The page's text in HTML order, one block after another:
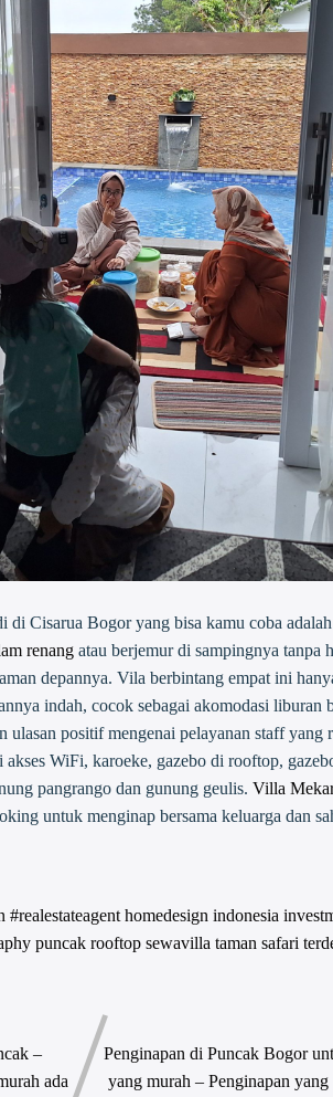
di Cisarua Bogor yang bisa kamu coba
renangatau berjemur di sampingnya tanpa
depannya. Vila berbintang empat ini
indah, cocok sebagai akomodasi liburan
ulasan positif mengenai pelayanan staff yang
WiFi, karoeke, gazebo di rooftop,
pangrango dan gunung geulis. Villa
untuk menginap bersama keluarga dan
#realestateagent homedesign indonesia
puncak rooftop sewavilla taman safari
–
ada
Penginapan di Puncak Bogor
yang murah – Penginapan